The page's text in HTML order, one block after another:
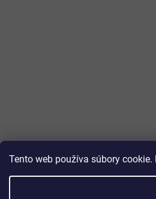
Tento web používa súbory